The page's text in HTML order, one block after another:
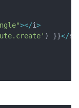
></i>
) }}</